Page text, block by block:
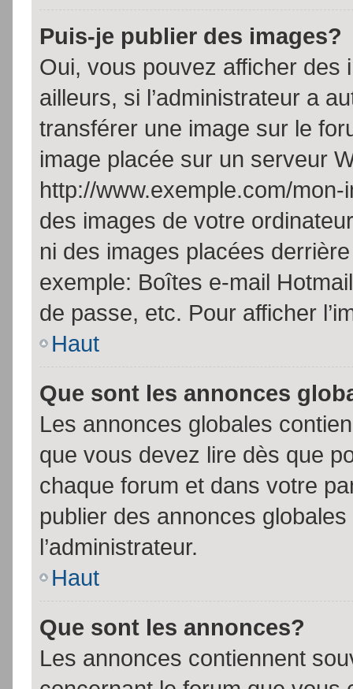
Puis-je publier des images?
Oui, vous pouvez afficher
ailleurs, si l’administrateur a
transférer une image sur le
image placée sur un serveur
http://www.exemple.com/
des images de votre
ni des images placées
exemple: Boîtes e-mail
de passe, etc. Pour afficher
Haut
Que sont les annonces
Les annonces globales
que vous devez lire dès que
chaque forum et dans votre
publier des annonces
l’administrateur.
Haut
Que sont les annonces?
Les annonces contiennent